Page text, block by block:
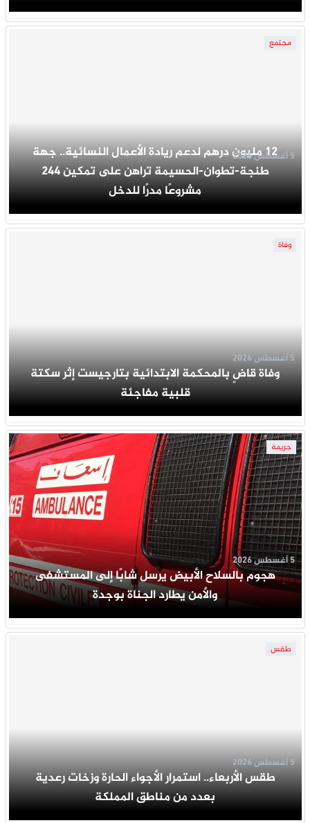
مجتمع
12 مليون درهم لدعم ريادة الأعمال النسائية.. جهة
طنجة-تطوان-الحسيمة تراهن على تمكين 244
مشروعًا مدرًا للدخل
5 أغسطس 2026
وفاة
وفاة قاضٍ بالمحكمة الابتدائية بتارجيست إثر سكتة
قلبية مفاجئة
5 أغسطس 2026
جريمة
هجوم بالسلاح الأبيض يرسل شابًا إلى المستشفى
والأمن يطارد الجناة بوجدة
5 أغسطس 2026
طقس
طقس الأربعاء.. استمرار الأجواء الحارة وزخات رعدية
بعدد من مناطق المملكة
5 أغسطس 2026